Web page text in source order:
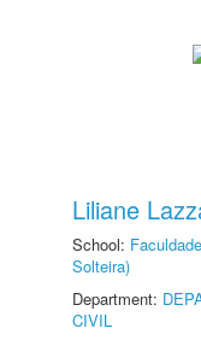
Liliane
School:
Solteira)
Department:
CIVIL